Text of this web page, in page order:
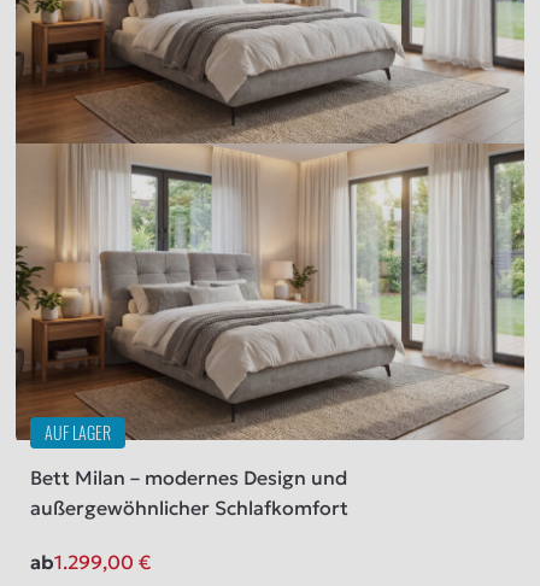
AUF LAGER
Bett Milan – modernes Design und
außergewöhnlicher Schlafkomfort
ab1.299,00€